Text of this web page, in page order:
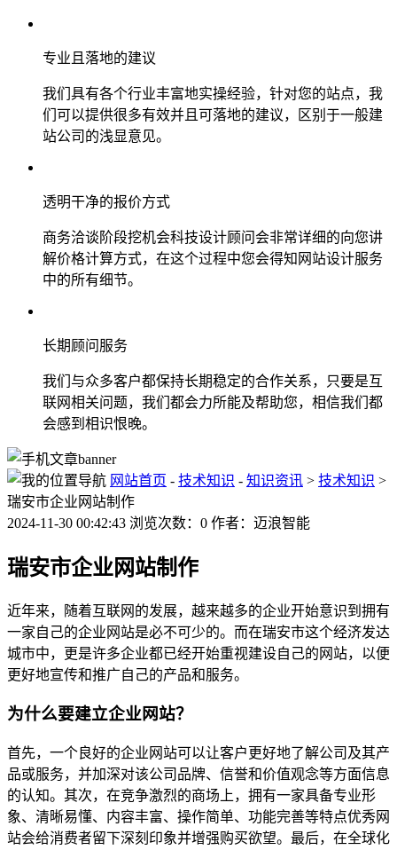
专业且落地的建议
我们具有各个行业丰富地实操经验，针对您的站点，我
们可以提供很多有效并且可落地的建议，区别于一般建
站公司的浅显意见。
透明干净的报价方式
商务洽谈阶段挖机会科技设计顾问会非常详细的向您讲
解价格计算方式，在这个过程中您会得知网站设计服务
中的所有细节。
长期顾问服务
我们与众多客户都保持长期稳定的合作关系，只要是互
联网相关问题，我们都会力所能及帮助您，相信我们都
会感到相识恨晚。
网站首页 - 技术知识 - 知识资讯 > 技术知识 >
瑞安市企业网站制作
2024-11-30 00:42:43 浏览次数：0 作者：迈浪智能
瑞安市企业网站制作
近年来，随着互联网的发展，越来越多的企业开始意识到拥有
一家自己的企业网站是必不可少的。而在瑞安市这个经济发达
城市中，更是许多企业都已经开始重视建设自己的网站，以便
更好地宣传和推广自己的产品和服务。
为什么要建立企业网站？
首先，一个良好的企业网站可以让客户更好地了解公司及其产
品或服务，并加深对该公司品牌、信誉和价值观念等方面信息
的认知。其次，在竞争激烈的商场上，拥有一家具备专业形
象、清晰易懂、内容丰富、操作简单、功能完善等特点优秀网
站会给消费者留下深刻印象并增强购买欲望。最后，在全球化